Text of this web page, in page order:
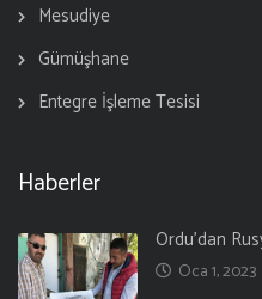
Mesudiye
Gümüşhane
Entegre İşleme Tesisi
Haberler
Ordu’dan
Oca 1, 2023